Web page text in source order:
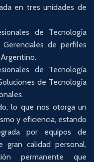
en tres unidades de
de Tecnología
de perfiles
de Tecnología
de Tecnología
lo que nos otorga un
y eficiencia, estando
por equipos de
gran calidad personal,
permanente que